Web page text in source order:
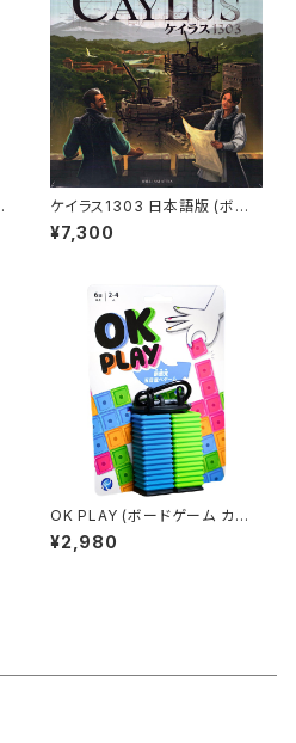
ケイラス1303 日本語版 (ボー
ドゲーム カードゲーム) 12歳以
上 60-90分程度 2-5人用
¥7,300
OK PLAY (ボードゲーム カー
ドゲーム) 6歳以上 5-15分程度
2-4人用
¥2,980